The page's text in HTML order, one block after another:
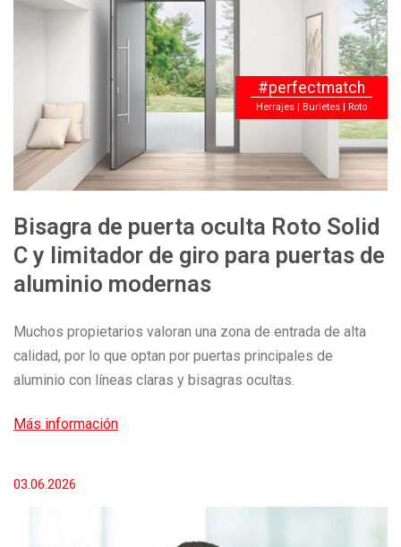
#perfectmatch
Herrajes | Burletes | Roto
Bisagra de puerta oculta Roto Solid
C y limitador de giro para puertas de
aluminio modernas
Muchos propietarios valoran una zona de entrada de alta
calidad, por lo que optan por puertas principales de
aluminio con líneas claras y bisagras ocultas.
Más información
03.06.2026